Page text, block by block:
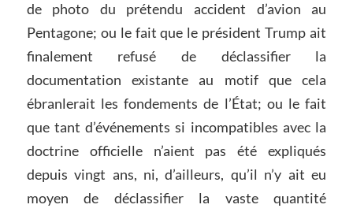
de photo du prétendu accident d’avion au
Pentagone; ou le fait que le président Trump ait
finalement refusé de déclassifier la
documentation existante au motif que cela
ébranlerait les fondements de l’État; ou le fait
que tant d’événements si incompatibles avec la
doctrine officielle n’aient pas été expliqués
depuis vingt ans, ni, d’ailleurs, qu’il n’y ait eu
moyen de déclassifier la vaste quantité